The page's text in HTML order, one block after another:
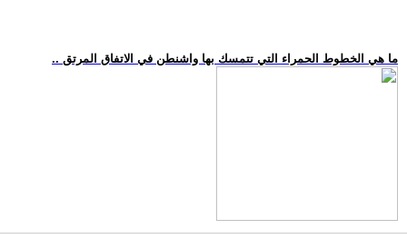
.. ما هي الخطوط الحمراء التي تتمسك بها واشنطن في الاتفاق المرتق